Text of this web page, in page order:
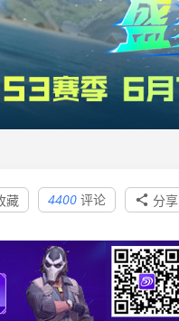
 分享
4400 评论
藏